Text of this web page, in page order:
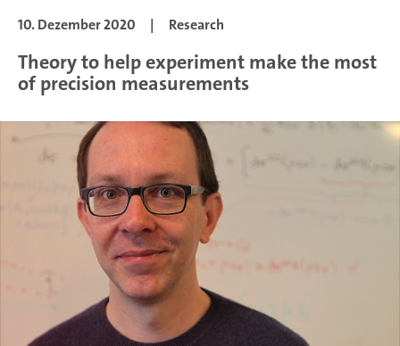
10. Dezember 2020 | Research
Theory to help experiment make the most
of precision measurements